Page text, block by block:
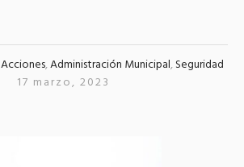
Acciones,Administración Municipal,Seguridad
17 marzo, 2023